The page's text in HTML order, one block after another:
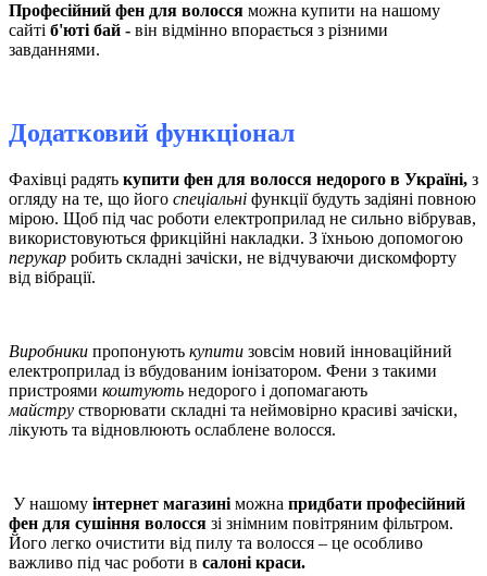
Професійний фен для волосся можна купити на нашому
сайті б'юті бай - він відмінно впорається з різними
завданнями.
Додатковий функціонал
Фахівці радять купити фен для волосся недорого в Україні, з
огляду на те, що його спеціальні функції будуть задіяні повною
мірою. Щоб під час роботи електроприлад не сильно вібрував,
використовуються фрикційні накладки. З їхньою допомогою
перукар робить складні зачіски, не відчуваючи дискомфорту
від вібрації.
Виробники пропонують купити зовсім новий інноваційний
електроприлад із вбудованим іонізатором. Фени з такими
пристроями коштують недорого і допомагають
майстру створювати складні та неймовірно красиві зачіски,
лікують та відновлюють ослаблене волосся.
У нашому інтернет магазині можна придбати професійний
фен для сушіння волосся зі знімним повітряним фільтром.
Його легко очистити від пилу та волосся – це особливо
важливо під час роботи в салоні краси.